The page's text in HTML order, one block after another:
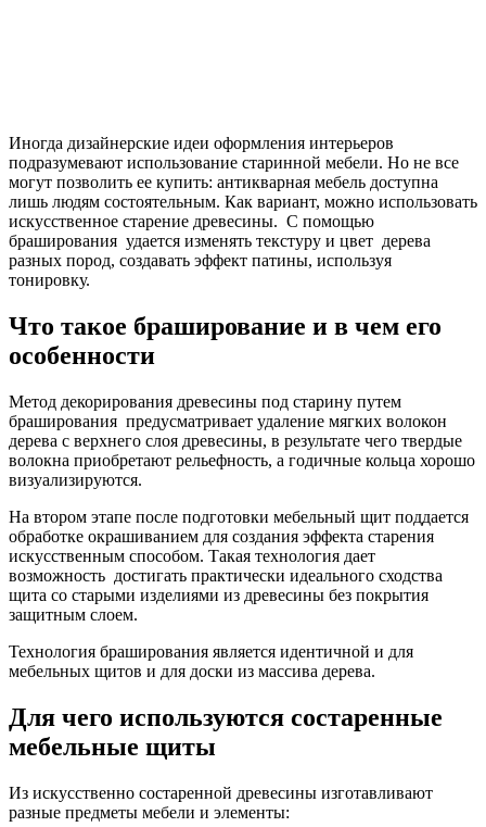
Иногда дизайнерские идеи оформления интерьеров
подразумевают использование старинной мебели. Но не все
могут позволить ее купить: антикварная мебель доступна
лишь людям состоятельным. Как вариант, можно использовать
искусственное старение древесины. С помощью
браширования удается изменять текстуру и цвет дерева
разных пород, создавать эффект патины, используя
тонировку.
Что такое браширование и в чем его
особенности
Метод декорирования древесины под старину путем
браширования предусматривает удаление мягких волокон
дерева с верхнего слоя древесины, в результате чего твердые
волокна приобретают рельефность, а годичные кольца хорошо
визуализируются.
На втором этапе после подготовки мебельный щит поддается
обработке окрашиванием для создания эффекта старения
искусственным способом. Такая технология дает
возможность достигать практически идеального сходства
щита со старыми изделиями из древесины без покрытия
защитным слоем.
Технология браширования является идентичной и для
мебельных щитов и для доски из массива дерева.
Для чего используются состаренные
мебельные щиты
Из искусственно состаренной древесины изготавливают
разные предметы мебели и элементы: